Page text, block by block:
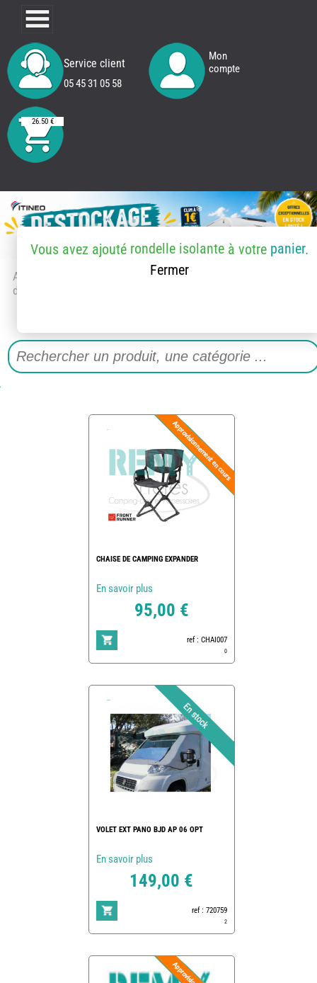
Service client
05 45 31 05 58
Mon
compte
26.50 €
Accueil
> Accessoires et pièces
détachées
Vous avez ajouté rondelle isolanteà votre panier.
Fermer
CHAISE DE CAMPING EXPANDER
En savoir plus
95,00 €
ref : CHAI007
0
VOLET EXT PANO BJD AP 06 OPT
En savoir plus
149,00 €
ref : 720759
2